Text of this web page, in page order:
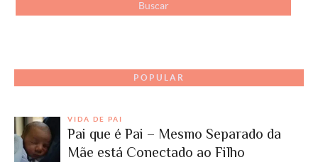
POPULAR
VIDA DE PAI
Pai que é Pai – Mesmo Separado da
Mãe está Conectado ao Filho